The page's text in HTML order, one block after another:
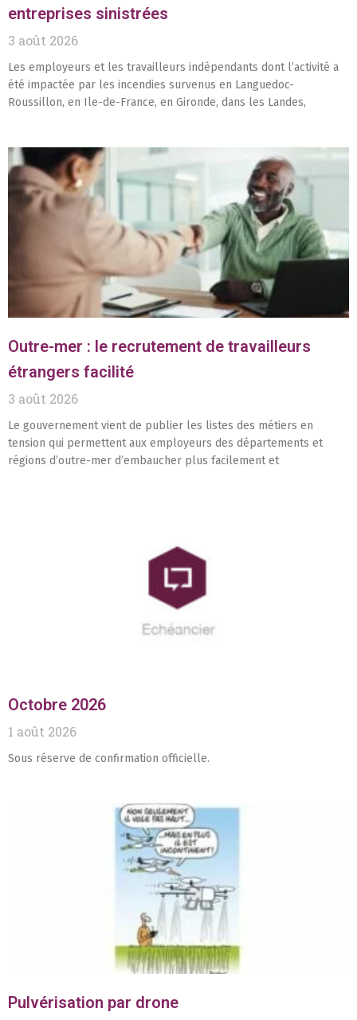
entreprises sinistrées
3 août 2026
Les employeurs et les travailleurs indépendants dont l’activité a
été impactée par les incendies survenus en Languedoc-
Roussillon, en Ile-de-France, en Gironde, dans les Landes,
Outre-mer : le recrutement de travailleurs
étrangers facilité
3 août 2026
Le gouvernement vient de publier les listes des métiers en
tension qui permettent aux employeurs des départements et
régions d’outre-mer d’embaucher plus facilement et
Octobre 2026
1 août 2026
Sous réserve de confirmation officielle.
Pulvérisation par drone